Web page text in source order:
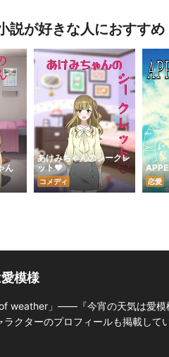
説が好きな人におすすめ
ん
あけみちゃんのシークレ
ット♥
コメディ 恋愛
模様
weather」――『今宵の天気は愛模
ラクターのプロフィールも掲載し